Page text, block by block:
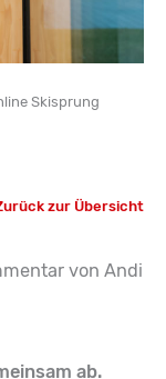
Skisprung
zur Übersicht
von Andi
ab.